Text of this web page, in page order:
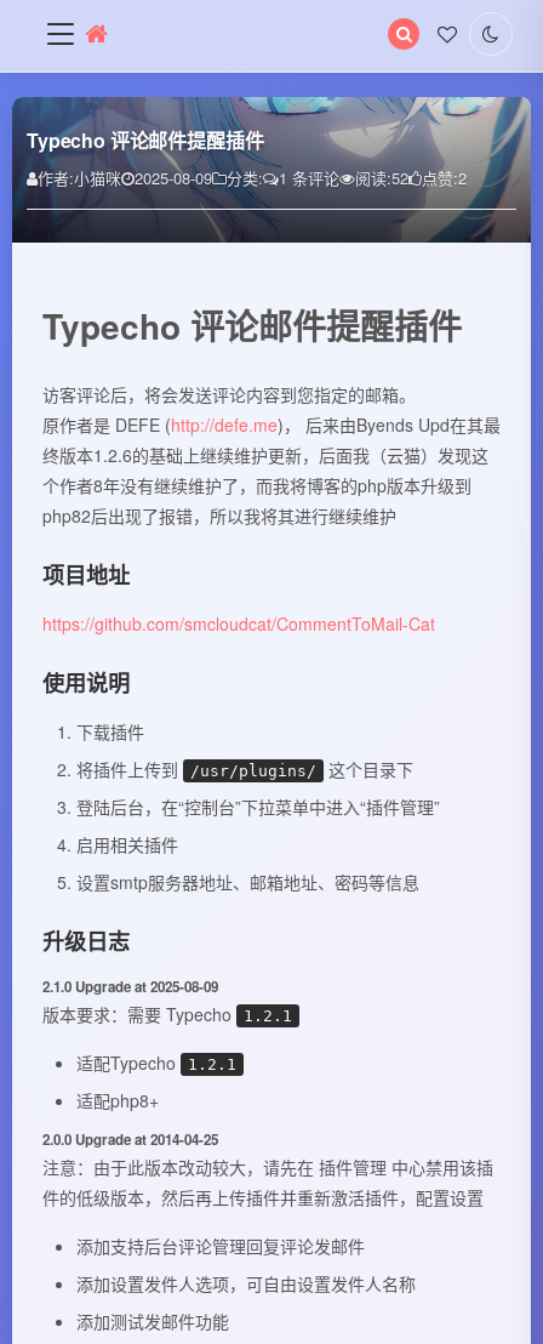
搜
索
关
键
字
Typecho 评论邮件提醒插件
作者:小猫咪 2025-08-09 分类: 1 条评论 阅读:52 点赞:2
Typecho 评论邮件提醒插件
访客评论后，将会发送评论内容到您指定的邮箱。
原作者是 DEFE (http://defe.me)， 后来由Byends Upd在其最
终版本1.2.6的基础上继续维护更新，后面我（云猫）发现这
个作者8年没有继续维护了，而我将博客的php版本升级到
php82后出现了报错，所以我将其进行继续维护
项目地址
https://github.com/smcloudcat/CommentToMail-Cat
使用说明
下载插件
将插件上传到
/usr/plugins/
这个目录下
登陆后台，在“控制台”下拉菜单中进入“插件管理”
启用相关插件
设置smtp服务器地址、邮箱地址、密码等信息
升级日志
2.1.0 Upgrade at 2025-08-09
版本要求：需要 Typecho 1.2.1
适配Typecho 1.2.1
适配php8+
2.0.0 Upgrade at 2014-04-25
注意：由于此版本改动较大，请先在 插件管理 中心禁用该插
件的低级版本，然后再上传插件并重新激活插件，配置设置
添加支持后台评论管理回复评论发邮件
添加设置发件人选项，可自由设置发件人名称
添加测试发邮件功能